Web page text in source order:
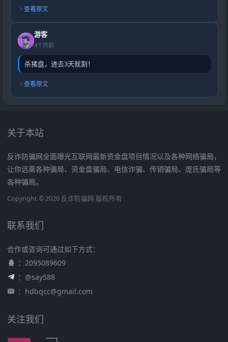
查看原文
游客
4个月前
杀猪盘，进去3天就割！
查看原文
关于本站
反诈防骗网全面曝光互联网最新资金盘项目情况以及各种网络骗局，
让你远离各种骗局、资金盘骗局、电信诈骗、传销骗局、庞氏骗局等
各种骗局。
Copyright © 2026 反诈防骗网 版权所有
联系我们
合作或咨询可通过如下方式：
：2095089609
：@say588
： hdbqcc@gmail.com
关注我们